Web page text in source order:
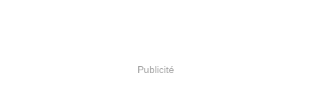
Publicité